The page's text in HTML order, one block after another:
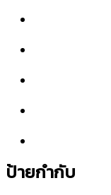
ป้ายกำกับ